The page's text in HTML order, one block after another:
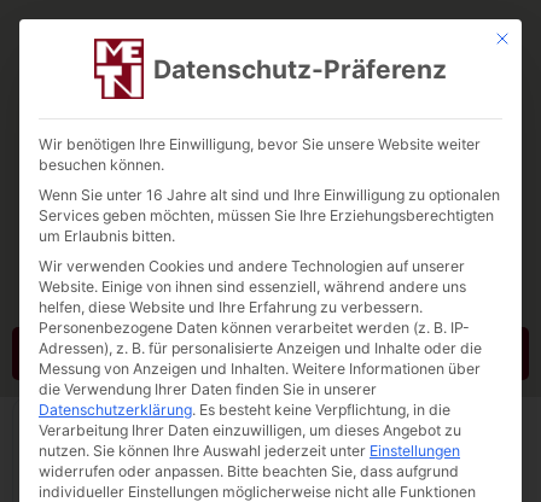
Tebbe-Neuenhaus
Quarzsand. Quarzkies. Testra®R
Kontakt
Mit
Datenschutz-Präferenz
Wir benötigen Ihre Einwilligung, bevor Sie unsere Website weiter
besuchen können.
Wenn Sie unter 16 Jahre alt sind und Ihre Einwilligung zu optionalen
Services geben möchten, müssen Sie Ihre Erziehungsberechtigten
um Erlaubnis bitten.
Wir verwenden Cookies und andere Technologien auf unserer
Website. Einige von ihnen sind essenziell, während andere uns
helfen, diese Website und Ihre Erfahrung zu verbessern.
Personenbezogene Daten können verarbeitet werden (z. B. IP-
Adressen), z. B. für personalisierte Anzeigen und Inhalte oder die
Messung von Anzeigen und Inhalten. Weitere Informationen über
die Verwendung Ihrer Daten finden Sie in unserer
Datenschutzerklärung. Es besteht keine Verpflichtung, in die
Verarbeitung Ihrer Daten einzuwilligen, um dieses Angebot zu
nutzen. Sie können Ihre Auswahl jederzeit unter Einstellungen
widerrufen oder anpassen. Bitte beachten Sie, dass aufgrund
individueller Einstellungen möglicherweise nicht alle Funktionen